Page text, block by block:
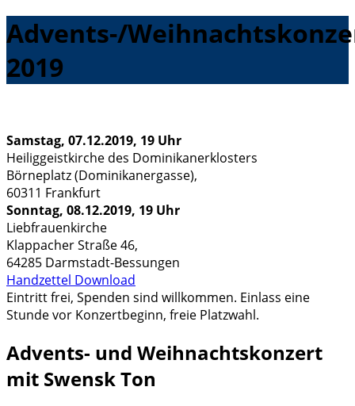
Advents-/
2019
Samstag, 07.12.2019, 19 Uhr
Heiliggeistkirche des Dominikanerklosters
Börneplatz (Dominikanergasse),
60311 Frankfurt
Sonntag, 08.12.2019, 19 Uhr
Liebfrauenkirche
Klappacher Straße 46,
64285 Darmstadt-Bessungen
Handzettel Download
Eintritt frei, Spenden sind willkommen. Einlass eine
Stunde vor Konzertbeginn, freie Platzwahl.
Advents- und Weihnachtskonzert
mit Swensk Ton